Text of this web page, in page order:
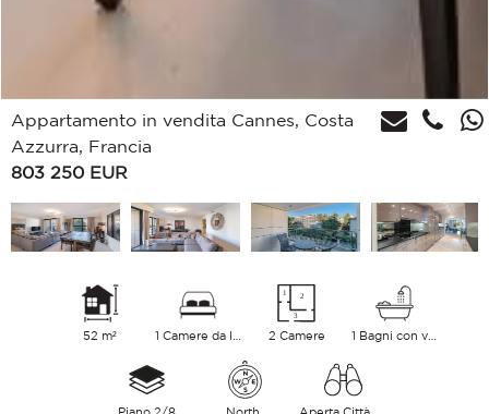
Appartamento in vendita Cannes, Costa
Azzurra, Francia
803 250 EUR
52 m² 2 Camere 1 Bagni con vasca